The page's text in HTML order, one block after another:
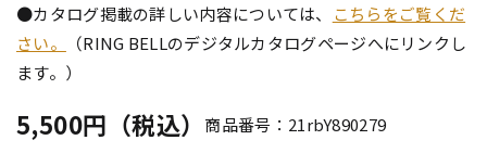
●カタログ掲載の詳しい内容については、
こちらをご覧くだ
さい。
（RING BELLのデジタルカタログページへにリンクし
ます。）
5,500円（税込） 商品番号：21rbY890279